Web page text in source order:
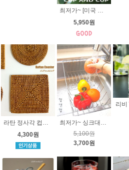
최저가~ [미국 리비] 5544 올포퍼스 유리 머그컵 400ml 399ml 내열강화유리 커피컵 아메리카노 프로포즈머그잔 손잡이유리컵
5,950원
라탄 정사각 컵받침 [발리]
4,300원
최저가~ 싱크대에 걸치는 식기건조대 [스테인레스] 반개수대 - 채반 대용으로 좋아요~
5,100원
3,700원